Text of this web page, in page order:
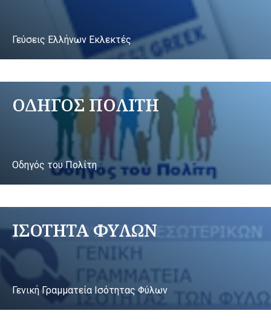
Γεύσεις Ελλήνων Εκλεκτές
ΟΔΗΓΟΣ ΠΟΛΙΤΗ
Οδηγός του Πολίτη
ΙΣΟΤΗΤΑ ΦΥΛΩΝ
Γενική Γραμματεία Ισότητας Φύλων